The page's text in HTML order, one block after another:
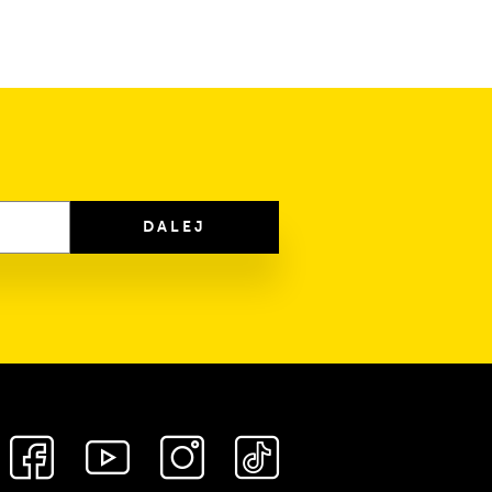
DALEJ
społecznościowe